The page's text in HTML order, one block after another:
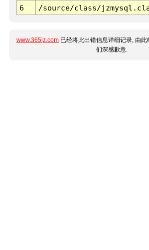
6
/source/class/
www.365jz.com 已经将此出错信息详细记录, 由
们深感歉意.